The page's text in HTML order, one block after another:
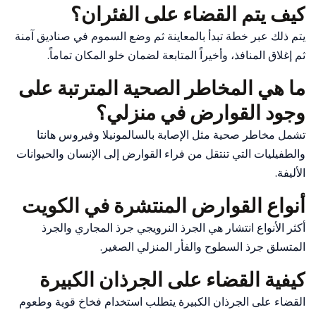
كيف يتم القضاء على الفئران؟
يتم ذلك عبر خطة تبدأ بالمعاينة ثم وضع السموم في صناديق آمنة
ثم إغلاق المنافذ، وأخيراً المتابعة لضمان خلو المكان تماماً.
ما هي المخاطر الصحية المترتبة على
وجود القوارض في منزلي؟
تشمل مخاطر صحية مثل الإصابة بالسالمونيلا وفيروس هانتا
والطفيليات التي تنتقل من فراء القوارض إلى الإنسان والحيوانات
الأليفة.
أنواع القوارض المنتشرة في الكويت
أكثر الأنواع انتشار هي الجرذ النرويجي جرذ المجاري والجرذ
المتسلق جرذ السطوح والفأر المنزلي الصغير.
كيفية القضاء على الجرذان الكبيرة
القضاء على الجرذان الكبيرة يتطلب استخدام فخاخ قوية وطعوم